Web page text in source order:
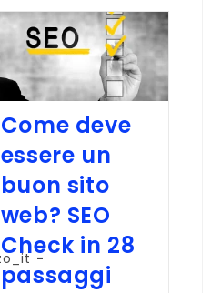
Ottimizzare
Contenuti
Per
Alexa,
Siri
E
Google
Voice
Come deve
essere un
buon sito
web? SEO
Check in 28
passaggi